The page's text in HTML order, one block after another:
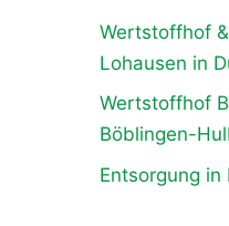
Wertstoffhof
Lohausen in
Wertstoffhof
Böblingen-
Entsorgung